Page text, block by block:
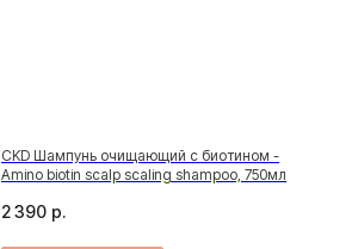
CKD Шампунь очищающий с биотином -
Amino biotin scalp scaling shampoo, 750мл
2 390 р.